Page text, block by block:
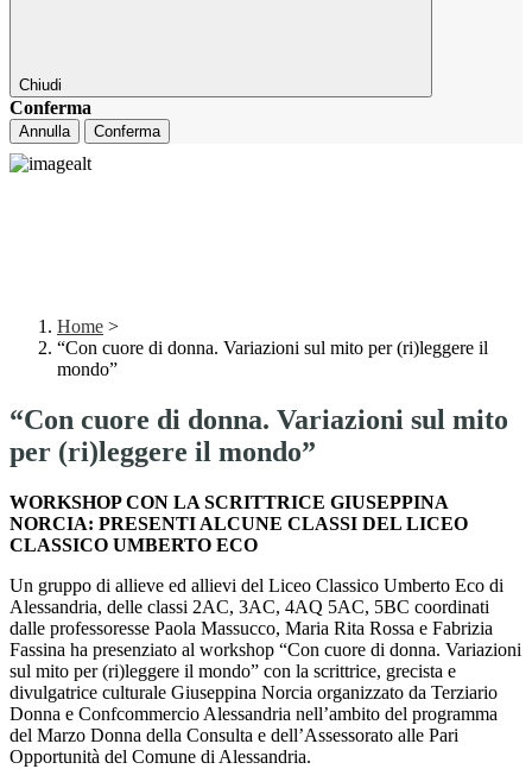
Chiudi
Conferma
Annulla Conferma
Home >
“Con cuore di donna. Variazioni sul mito per (ri)leggere il
mondo”
“Con cuore di donna. Variazioni sul mito
per (ri)leggere il mondo”
WORKSHOP CON LA SCRITTRICE GIUSEPPINA
NORCIA: PRESENTI ALCUNE CLASSI DEL LICEO
CLASSICO UMBERTO ECO
Un gruppo di allieve ed allievi del Liceo Classico Umberto Eco di
Alessandria, delle classi 2AC, 3AC, 4AQ 5AC, 5BC coordinati
dalle professoresse Paola Massucco, Maria Rita Rossa e Fabrizia
Fassina ha presenziato al workshop “Con cuore di donna. Variazioni
sul mito per (ri)leggere il mondo” con la scrittrice, grecista e
divulgatrice culturale Giuseppina Norcia organizzato da Terziario
Donna e Confcommercio Alessandria nell’ambito del programma
del Marzo Donna della Consulta e dell’Assessorato alle Pari
Opportunità del Comune di Alessandria.